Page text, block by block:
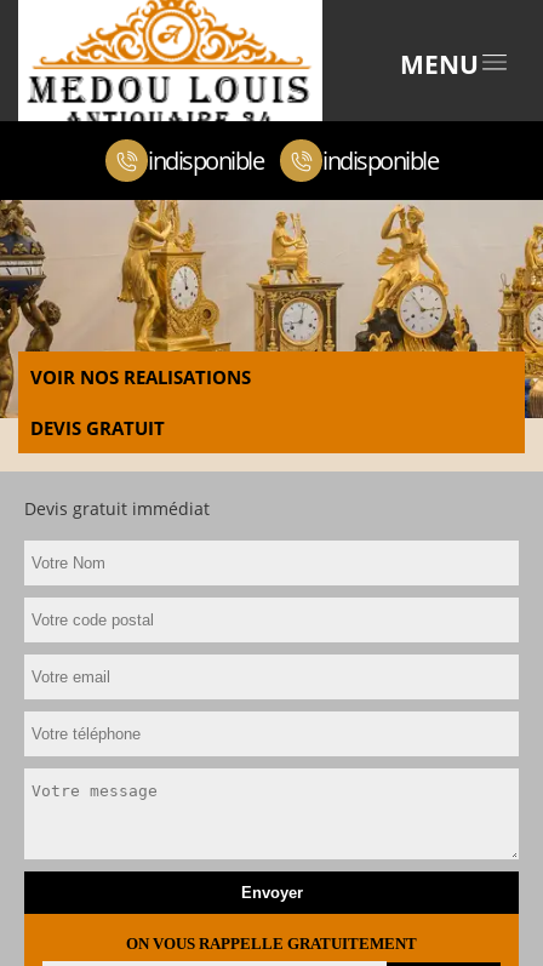
MENU
indisponible indisponible
VOIR NOS REALISATIONS
DEVIS GRATUIT
Devis gratuit immédiat
ON VOUS RAPPELLE GRATUITEMENT